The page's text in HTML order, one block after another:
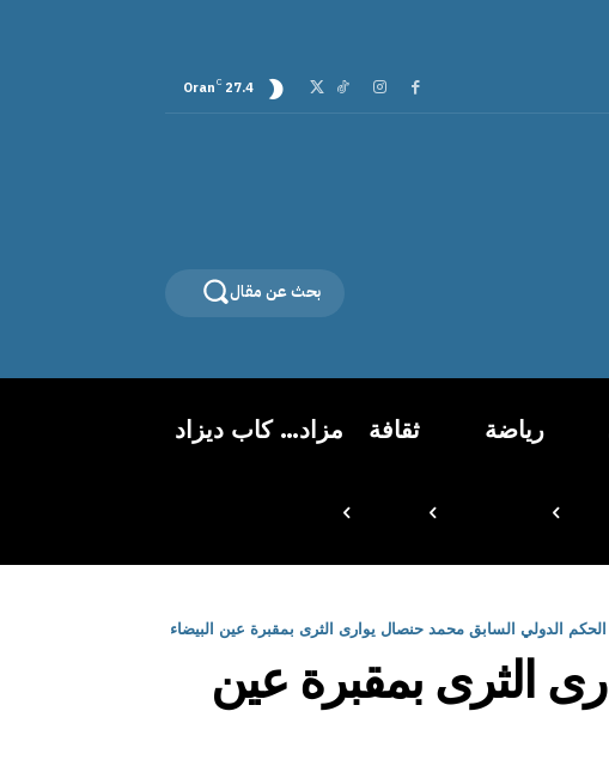
27.4
C
Oran
بحث عن مقال
رياضة ثقافة مزاد… كاب ديزاد
الدولي السابق محمد حنصال يوارى الثرى بمقبرة عين البيضاء
الثرى بمقبرة عين